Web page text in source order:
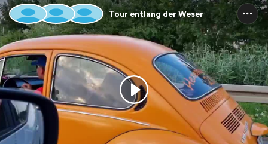
Tour entlang der Weser